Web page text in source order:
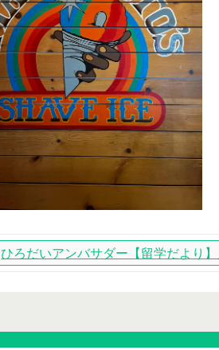
ひろだいアンバサダー【留学だより